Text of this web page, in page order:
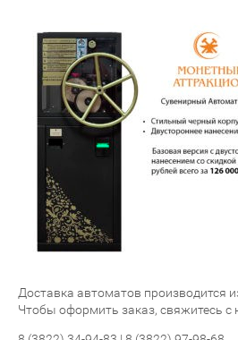
Доставка автоматов производится
Чтобы оформить заказ, свяжитесь